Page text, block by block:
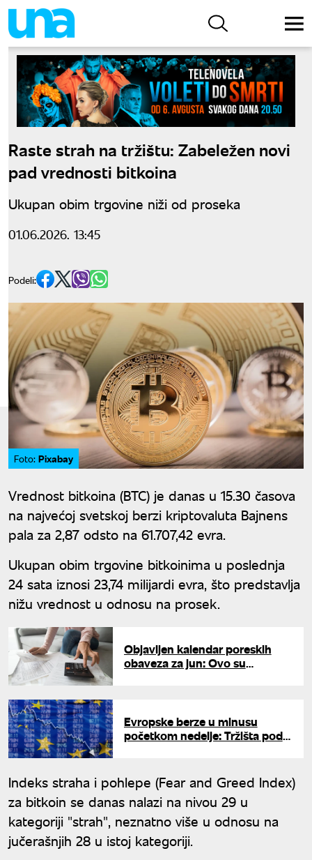
Raste strah na tržištu: Zabeležen novi
pad vrednosti bitkoina
Ukupan obim trgovine niži od proseka
01.06.2026. 13:45
Podeli:
Foto: Pixabay
Vrednost bitkoina (BTC) je danas u 15.30 časova
na najvećoj svetskoj berzi kriptovaluta Bajnens
pala za 2,87 odsto na 61.707,42 evra.
Ukupan obim trgovine bitkoinima u poslednja
24 sata iznosi 23,74 milijardi evra, što predstavlja
nižu vrednost u odnosu na prosek.
Objavljen kalendar poreskih
obaveza za jun: Ovo su
Evropske berze u minusu
početkom nedelje: Tržišta pod
Indeks straha i pohlepe (Fear and Greed Index)
za bitkoin se danas nalazi na nivou 29 u
kategoriji "strah", neznatno više u odnosu na
jučerašnjih 28 u istoj kategoriji.